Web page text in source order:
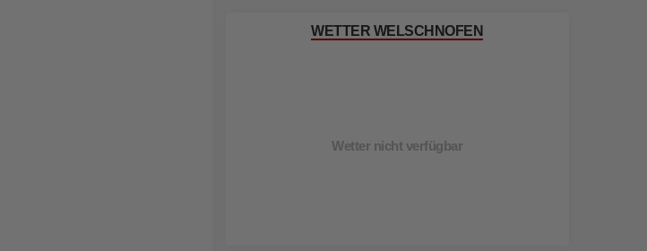
WETTER WELSCHNOFEN
Wetter nicht verfügbar